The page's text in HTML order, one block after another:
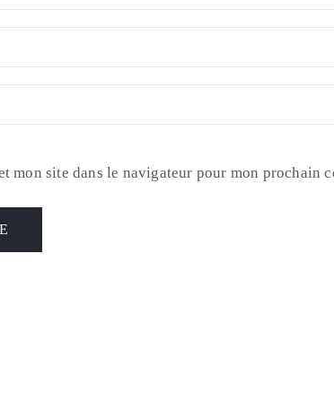
mon site dans le navigateur pour mon prochain